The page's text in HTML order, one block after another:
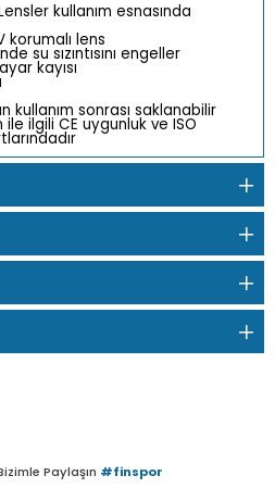
kullanım esnasında
korumalı lens
su sızıntısını engeller
kayısı
kullanım sonrası saklanabilir
ile ilgili CE uygunluk ve ISO
Paylaşın #finspor